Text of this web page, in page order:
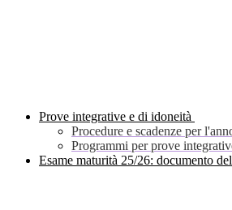
Prove integrative e di idoneità
Procedure e scadenze per
Programmi per prove
Esame maturità 25/26: documento